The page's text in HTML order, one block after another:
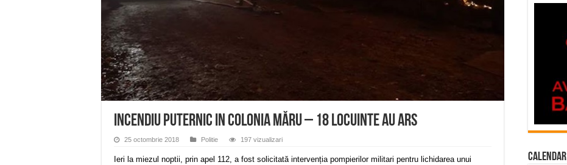
Incendiu puternic in colonia Măru – 18 locuinte au ars
25 octombrie 2018 Politie 197 vizualizari
Ieri la miezul noptii, prin apel 112, a fost solicitată intervenția pompierilor militari pentru lichidarea unui
Calendar